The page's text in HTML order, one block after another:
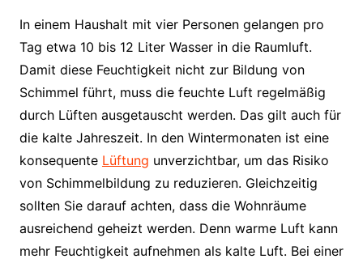
In einem Haushalt mit vier Personen gelangen pro
Tag etwa 10 bis 12 Liter Wasser in die Raumluft.
Damit diese Feuchtigkeit nicht zur Bildung von
Schimmel führt, muss die feuchte Luft regelmäßig
durch Lüften ausgetauscht werden. Das gilt auch für
die kalte Jahreszeit. In den Wintermonaten ist eine
konsequente Lüftung unverzichtbar, um das Risiko
von Schimmelbildung zu reduzieren. Gleichzeitig
sollten Sie darauf achten, dass die Wohnräume
ausreichend geheizt werden. Denn warme Luft kann
mehr Feuchtigkeit aufnehmen als kalte Luft. Bei einer